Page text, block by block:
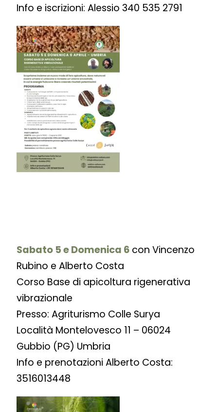
Info e iscrizioni: Alessio 340 535 2791
Sabato 5 e Domenica 6con Vincenzo
Rubino e Alberto Costa
Corso Base di apicoltura rigenerativa
vibrazionale
Presso: Agriturismo Colle Surya
Località Montelovesco 11 – 06024
Gubbio (PG) Umbria
Info e prenotazioni Alberto Costa:
3516013448